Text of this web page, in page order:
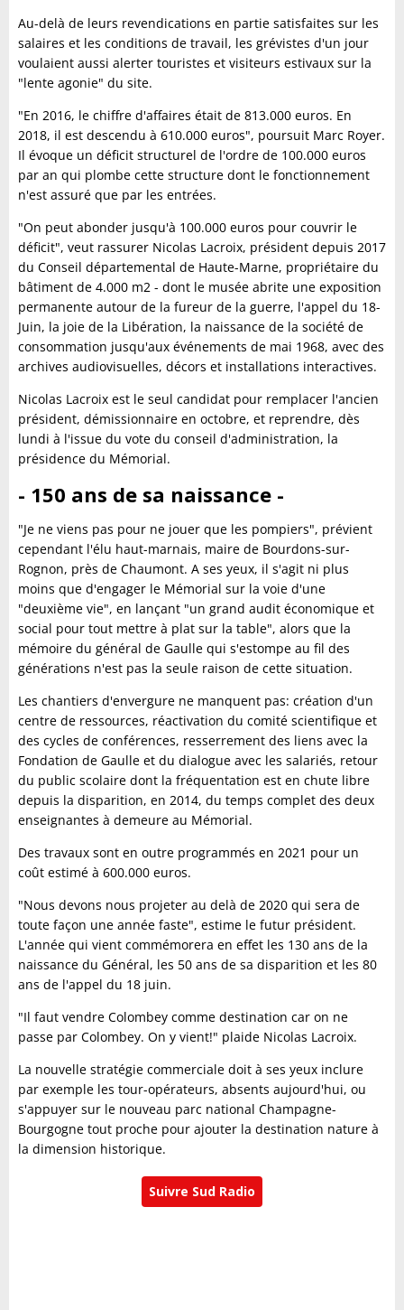
Au-delà de leurs revendications en partie satisfaites sur les
salaires et les conditions de travail, les grévistes d'un jour
voulaient aussi alerter touristes et visiteurs estivaux sur la
"lente agonie" du site.
"En 2016, le chiffre d'affaires était de 813.000 euros. En
2018, il est descendu à 610.000 euros", poursuit Marc Royer.
Il évoque un déficit structurel de l'ordre de 100.000 euros
par an qui plombe cette structure dont le fonctionnement
n'est assuré que par les entrées.
"On peut abonder jusqu'à 100.000 euros pour couvrir le
déficit", veut rassurer Nicolas Lacroix, président depuis 2017
du Conseil départemental de Haute-Marne, propriétaire du
bâtiment de 4.000 m2 - dont le musée abrite une exposition
permanente autour de la fureur de la guerre, l'appel du 18-
Juin, la joie de la Libération, la naissance de la société de
consommation jusqu'aux événements de mai 1968, avec des
archives audiovisuelles, décors et installations interactives.
Nicolas Lacroix est le seul candidat pour remplacer l'ancien
président, démissionnaire en octobre, et reprendre, dès
lundi à l'issue du vote du conseil d'administration, la
présidence du Mémorial.
- 150 ans de sa naissance -
"Je ne viens pas pour ne jouer que les pompiers", prévient
cependant l'élu haut-marnais, maire de Bourdons-sur-
Rognon, près de Chaumont. A ses yeux, il s'agit ni plus
moins que d'engager le Mémorial sur la voie d'une
"deuxième vie", en lançant "un grand audit économique et
social pour tout mettre à plat sur la table", alors que la
mémoire du général de Gaulle qui s'estompe au fil des
générations n'est pas la seule raison de cette situation.
Les chantiers d'envergure ne manquent pas: création d'un
centre de ressources, réactivation du comité scientifique et
des cycles de conférences, resserrement des liens avec la
Fondation de Gaulle et du dialogue avec les salariés, retour
du public scolaire dont la fréquentation est en chute libre
depuis la disparition, en 2014, du temps complet des deux
enseignantes à demeure au Mémorial.
Des travaux sont en outre programmés en 2021 pour un
coût estimé à 600.000 euros.
"Nous devons nous projeter au delà de 2020 qui sera de
toute façon une année faste", estime le futur président.
L'année qui vient commémorera en effet les 130 ans de la
naissance du Général, les 50 ans de sa disparition et les 80
ans de l'appel du 18 juin.
"Il faut vendre Colombey comme destination car on ne
passe par Colombey. On y vient!" plaide Nicolas Lacroix.
La nouvelle stratégie commerciale doit à ses yeux inclure
par exemple les tour-opérateurs, absents aujourd'hui, ou
s'appuyer sur le nouveau parc national Champagne-
Bourgogne tout proche pour ajouter la destination nature à
la dimension historique.
Suivre Sud Radio